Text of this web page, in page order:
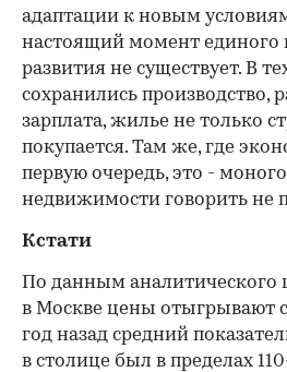
адаптации к новым
настоящий момент единого
развития не существует. В
сохранились производство,
зарплата, жилье не только
покупается. Там же, где
первую очередь, это -
недвижимости говорить не
Кстати
По данным аналитического
в Москве цены отыгрывают
год назад средний
в столице был в пределах